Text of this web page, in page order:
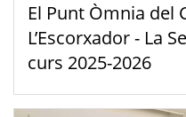
El Punt Òmnia del
L’Escorxador - La
curs 2025-2026